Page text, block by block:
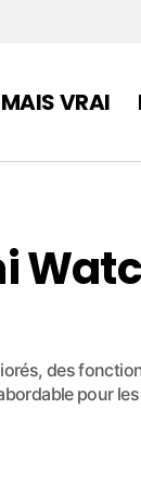
VRAI
des
pour